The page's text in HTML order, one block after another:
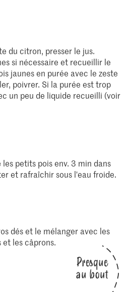
du citron, presser le jus.
si nécessaire et recueillir le
jaunes en purée avec le zeste
poivrer. Si la purée est trop
un peu de liquide recueilli (voir
petits pois env. 3 min dans
et rafraîchir sous l'eau froide.
dés et le mélanger avec les
et les câprons.
Presque
au bout